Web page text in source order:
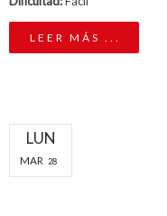
LEER MÁS ...
LUN
MAR 28